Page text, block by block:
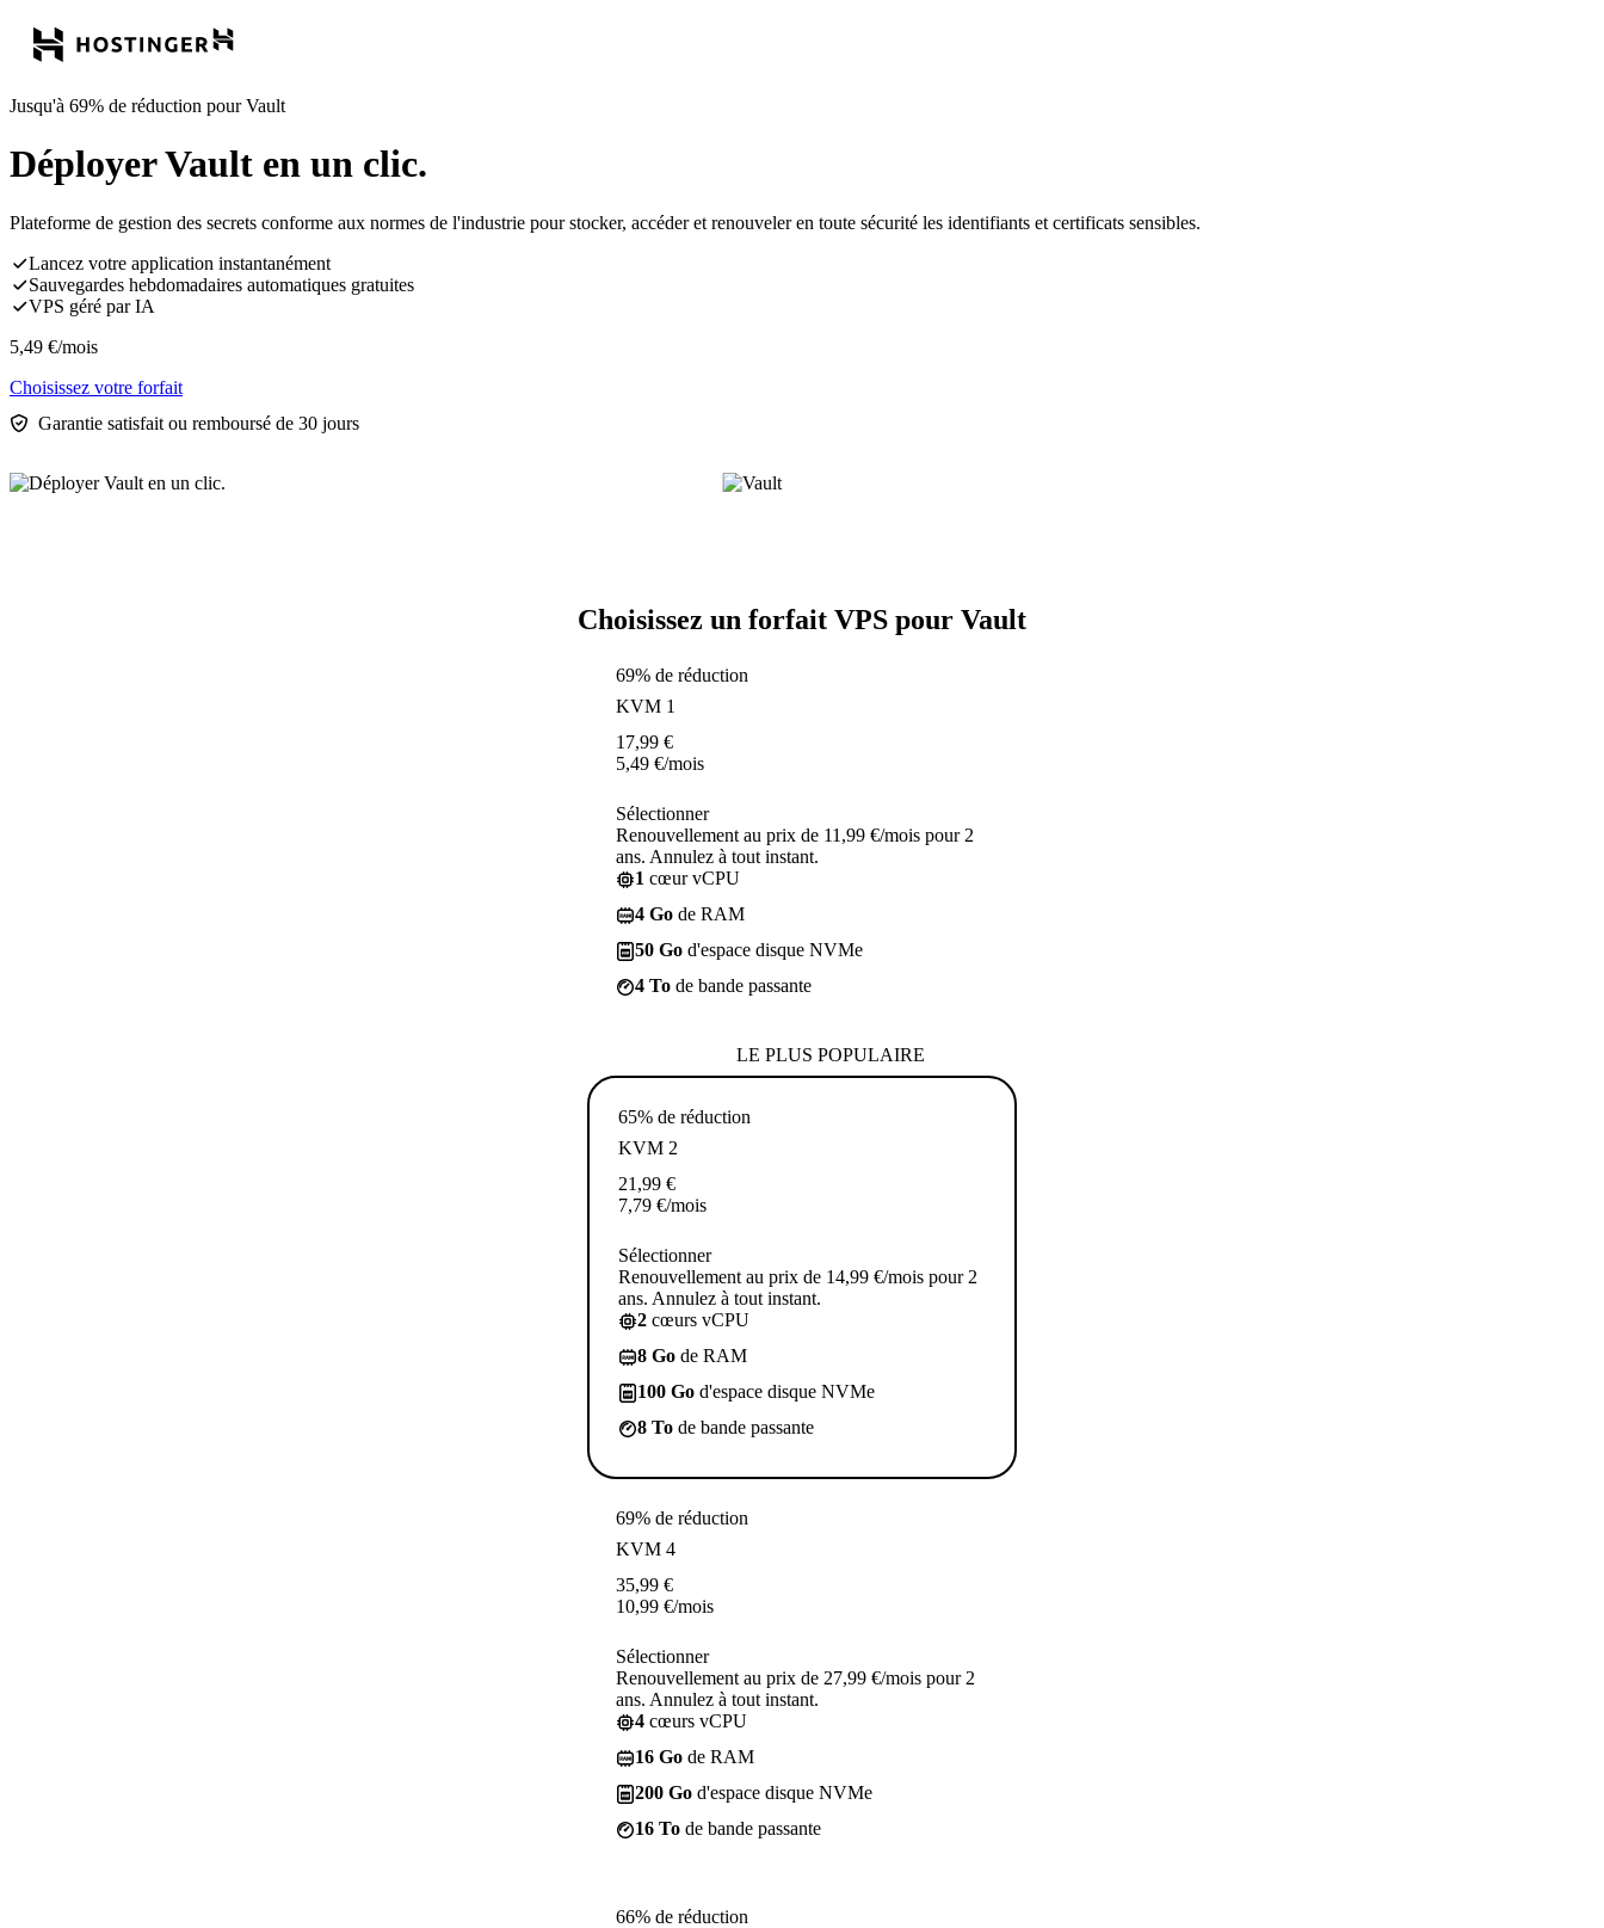
Jusqu'à 69% de réduction pour Vault
Déployer Vault en un clic.
Plateforme de gestion des secrets conforme aux normes de l'industrie pour stocker, accéder et renouveler en toute sécurité les identifiants et certificats sensibles.
Lancez votre application instantanément
Sauvegardes hebdomadaires automatiques gratuites
VPS géré par IA
5,49 €/mois
Choisissez votre forfait
Garantie satisfait ou remboursé de 30 jours
Choisissez un forfait VPS pour Vault
69% de réduction
KVM 1
17,99 €
5,49 €/mois
Sélectionner
Renouvellement au prix de 11,99 €/mois pour 2
ans. Annulez à tout instant.
1 cœur vCPU
4 Go de RAM
50 Go d'espace disque NVMe
4 To de bande passante
LE PLUS POPULAIRE
65% de réduction
KVM 2
21,99 €
7,79 €/mois
Sélectionner
Renouvellement au prix de 14,99 €/mois pour 2
ans. Annulez à tout instant.
2 cœurs vCPU
8 Go de RAM
100 Go d'espace disque NVMe
8 To de bande passante
69% de réduction
KVM 4
35,99 €
10,99 €/mois
Sélectionner
Renouvellement au prix de 27,99 €/mois pour 2
ans. Annulez à tout instant.
4 cœurs vCPU
16 Go de RAM
200 Go d'espace disque NVMe
16 To de bande passante
66% de réduction